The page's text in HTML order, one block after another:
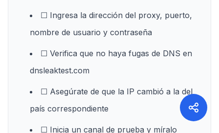
☐ Ingresa la dirección del proxy, puerto,
nombre de usuario y contraseña
☐ Verifica que no haya fugas de DNS en
dnsleaktest.com
☐ Asegúrate de que la IP cambió a la del
país correspondiente
☐ Inicia un canal de prueba y míralo